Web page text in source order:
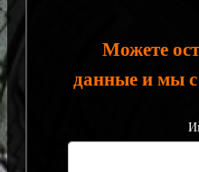
Можете
данные и мы